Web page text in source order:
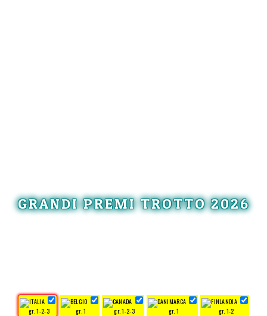
GRANDI PREMI TROTTO 2026
gr. 1-2-3 gr. 1 gr. 1-2-3 gr. 1 gr. 1-2